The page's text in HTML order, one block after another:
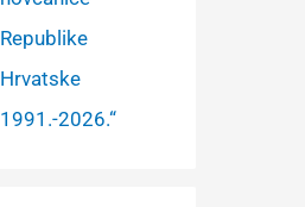
Republike
Hrvatske
1991.-2026.“